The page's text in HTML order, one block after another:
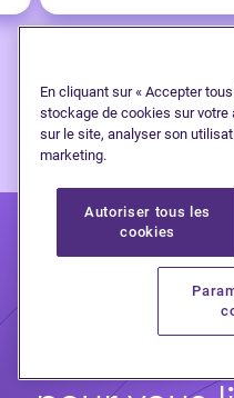
En cliquant sur « Accepter
stockage de cookies sur votre
sur le site, analyser son
marketing.
Autoriser tous les
cookies